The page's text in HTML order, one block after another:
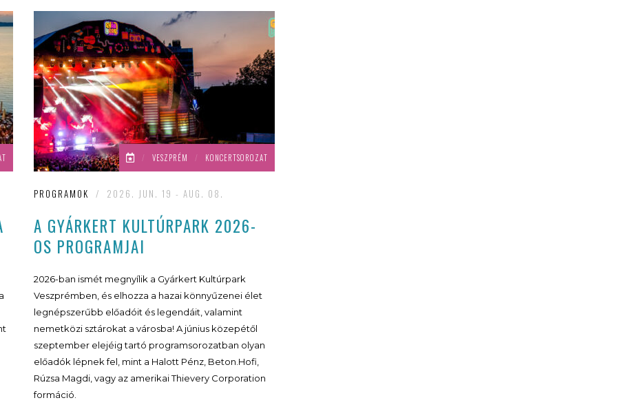
/ VESZPRÉM / KONCERTSOROZAT
PROGRAMOK / 2026. JUN. 19 - AUG. 08.
A GYÁRKERT KULTÚRPARK 2026-
OS PROGRAMJAI
2026-ban ismét megnyílik a Gyárkert Kultúrpark
Veszprémben, és elhozza a hazai könnyűzenei élet
legnépszerűbb előadóit és legendáit, valamint
nemetközi sztárokat a városba! A június közepétől
szeptember elejéig tartó programsorozatban olyan
előadók lépnek fel, mint a Halott Pénz, Beton.Hofi,
Rúzsa Magdi, vagy az amerikai Thievery Corporation
formáció.